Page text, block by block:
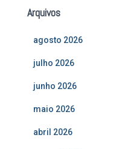
Arquivos
agosto 2026
julho 2026
junho 2026
maio 2026
abril 2026